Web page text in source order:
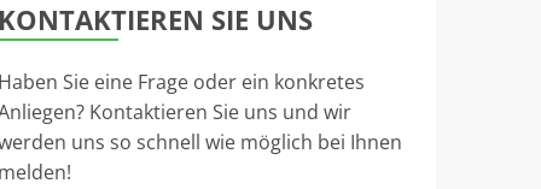
KONTAKTIEREN SIE UNS
Haben Sie eine Frage oder ein konkretes
Kontaktieren Sie uns und wir
uns so schnell wie möglich bei Ihnen
melden!